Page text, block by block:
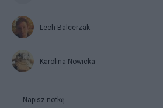
Lech Balcerzak
Karolina Nowicka
Napisz notkę